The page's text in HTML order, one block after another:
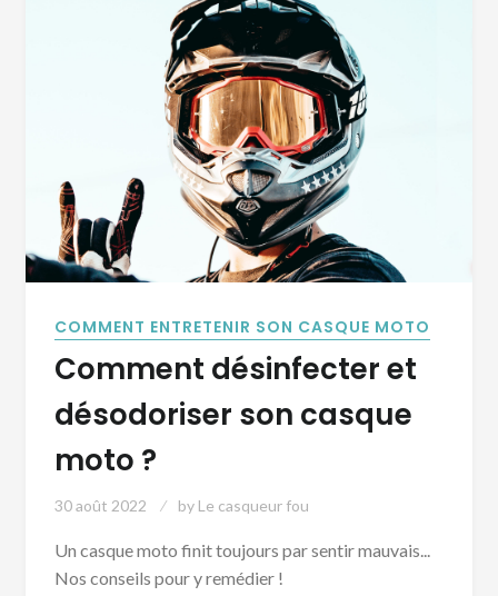
COMMENT ENTRETENIR SON CASQUE MOTO
Comment désinfecter et
désodoriser son casque
moto ?
30 août 2022 by Le casqueur fou
Un casque moto finit toujours par sentir mauvais...
Nos conseils pour y remédier !